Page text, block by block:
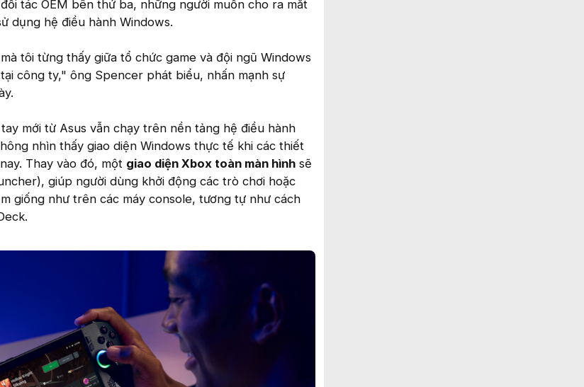
tác OEM bên thứ ba, những người muốn cho ra mắt
dụng hệ điều hành Windows.
tôi từng thấy giữa tổ chức game và đội ngũ Windows
công ty," ông Spencer phát biểu, nhấn mạnh sự
mới từ Asus vẫn chạy trên nền tảng hệ điều hành
nhìn thấy giao diện Windows thực tế khi các thiết
Thay vào đó, một giao diện Xbox toàn màn hình sẽ
giúp người dùng khởi động các trò chơi hoặc
giống như trên các máy console, tương tự như cách